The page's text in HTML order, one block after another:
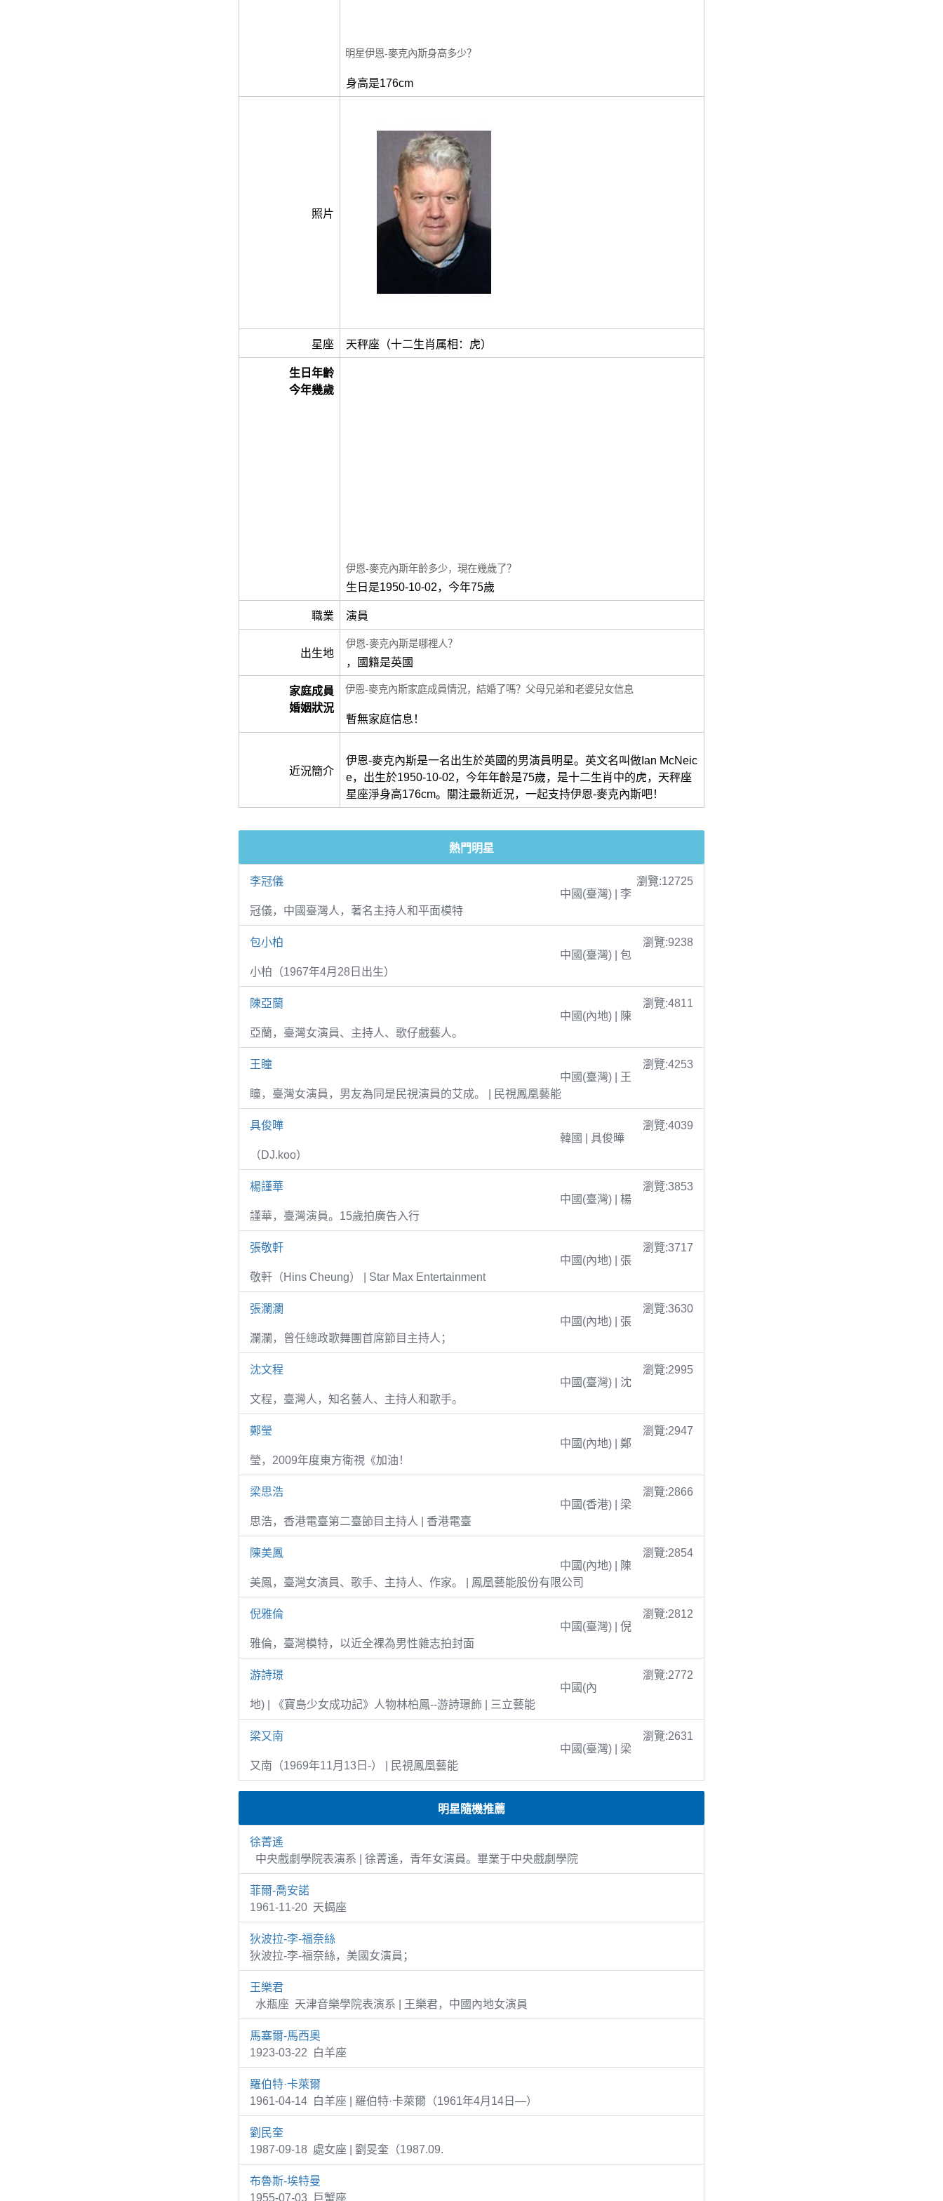
明星伊恩-麥克內斯身高多少？
身高是176cm
照片
星座 天秤座（十二生肖属相：虎）
生日年齡
今年幾歲
伊恩-麥克內斯年齡多少，現在幾歲了？
生日是1950-10-02，今年75歲
職業 演員
出生地
伊恩-麥克內斯是哪裡人？
，國籍是英國
家庭成員
婚姻狀況
伊恩-麥克內斯家庭成員情況，結婚了嗎？父母兄弟和老婆兒女信息
暫無家庭信息！
近況簡介
伊恩-麥克內斯是一名出生於英國的男演員明星。英文名叫做Ian McNeic
e，出生於1950-10-02，今年年齡是75歲，是十二生肖中的虎，天秤座
星座淨身高176cm。關注最新近況，一起支持伊恩-麥克內斯吧！
熱門明星
李冠儀
瀏覽:12725
中國(臺灣) | 李
冠儀，中國臺灣人，著名主持人和平面模特
包小柏
瀏覽:9238
中國(臺灣) | 包
小柏（1967年4月28日出生）
陳亞蘭
瀏覽:4811
中國(內地) | 陳
亞蘭，臺灣女演員、主持人、歌仔戲藝人。
王瞳
瀏覽:4253
中國(臺灣) | 王
瞳，臺灣女演員，男友為同是民視演員的艾成。 | 民視鳳凰藝能
具俊曄
瀏覽:4039
韓國 | 具俊曄
（DJ.koo）
楊謹華
瀏覽:3853
中國(臺灣) | 楊
謹華，臺灣演員。15歲拍廣告入行
張敬軒
瀏覽:3717
中國(內地) | 張
敬軒（Hins Cheung） | Star Max Entertainment
張瀾瀾
瀏覽:3630
中國(內地) | 張
瀾瀾，曾任總政歌舞團首席節目主持人；
沈文程
瀏覽:2995
中國(臺灣) | 沈
文程，臺灣人，知名藝人、主持人和歌手。
鄭瑩
瀏覽:2947
中國(內地) | 鄭
瑩，2009年度東方衛視《加油！
梁思浩
瀏覽:2866
中國(香港) | 梁
思浩，香港電臺第二臺節目主持人 | 香港電臺
陳美鳳
瀏覽:2854
中國(內地) | 陳
美鳳，臺灣女演員、歌手、主持人、作家。 | 鳳凰藝能股份有限公司
倪雅倫
瀏覽:2812
中國(臺灣) | 倪
雅倫，臺灣模特，以近全裸為男性雜志拍封面
游詩璟
瀏覽:2772
中國(內
地) | 《寶島少女成功記》人物林柏鳳--游詩璟飾 | 三立藝能
梁又南
瀏覽:2631
中國(臺灣) | 梁
又南（1969年11月13日-） | 民視鳳凰藝能
明星隨機推薦
徐菁遙
中央戲劇學院表演系 | 徐菁遙，青年女演員。畢業于中央戲劇學院
菲爾-喬安諾
1961-11-20 天蝎座
狄波拉-李-福奈絲
狄波拉-李-福奈絲，美國女演員；
王樂君
水瓶座 天津音樂學院表演系 | 王樂君，中國內地女演員
馬塞爾-馬西奧
1923-03-22 白羊座
羅伯特·卡萊爾
1961-04-14 白羊座 | 羅伯特·卡萊爾（1961年4月14日—）
劉民奎
1987-09-18 處女座 | 劉旻奎（1987.09.
布魯斯-埃特曼
1955-07-03 巨蟹座